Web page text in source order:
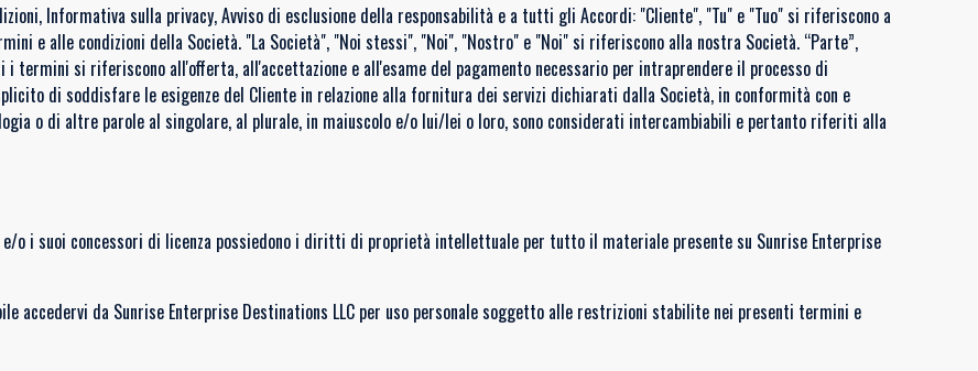
Informativa sulla privacy, Avviso di esclusione della responsabilità e a tutti gli Accordi: "Cliente", "Tu" e "Tuo" si riferiscono a
e alle condizioni della Società. "La Società", "Noi stessi", "Noi", "Nostro" e "Noi" si riferiscono alla nostra Società. “Parte”,
termini si riferiscono all'offerta, all'accettazione e all'esame del pagamento necessario per intraprendere il processo di
di soddisfare le esigenze del Cliente in relazione alla fornitura dei servizi dichiarati dalla Società, in conformità con e
o di altre parole al singolare, al plurale, in maiuscolo e/o lui/lei o loro, sono considerati intercambiabili e pertanto riferiti alla
e/o i suoi concessori di licenza possiedono i diritti di proprietà intellettuale per tutto il materiale presente su Sunrise Enterprise
da Sunrise Enterprise Destinations LLC per uso personale soggetto alle restrizioni stabilite nei presenti termini e